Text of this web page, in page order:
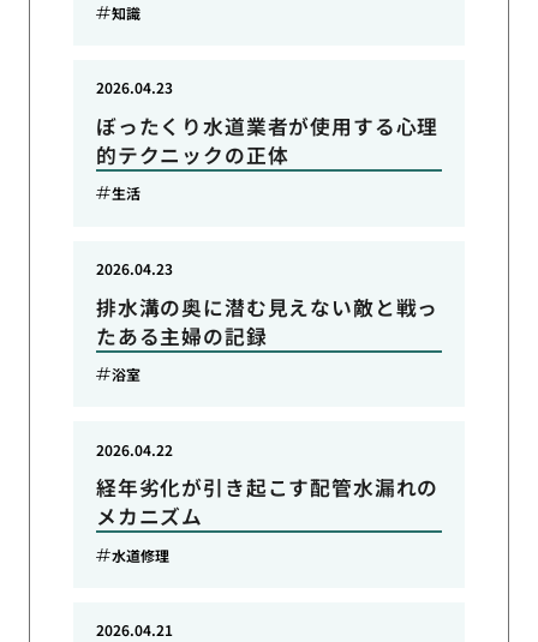
知識
ぼったくり水道業者が使用する心理
的テクニックの正体
2026.04.23
生活
排水溝の奥に潜む見えない敵と戦っ
たある主婦の記録
2026.04.23
浴室
経年劣化が引き起こす配管水漏れの
メカニズム
2026.04.22
水道修理
2026.04.21